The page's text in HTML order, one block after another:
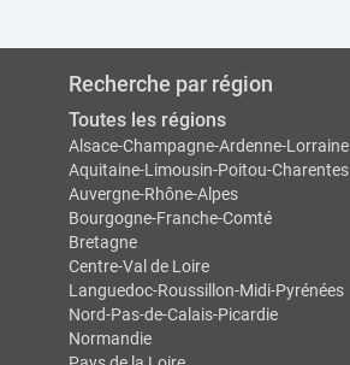
Recherche par région
Toutes les régions
Alsace-Champagne-Ardenne-Lorraine
Aquitaine-Limousin-Poitou-Charentes
Auvergne-Rhône-Alpes
Bourgogne-Franche-Comté
Bretagne
Centre-Val de Loire
Languedoc-Roussillon-Midi-Pyrénées
Nord-Pas-de-Calais-Picardie
Normandie